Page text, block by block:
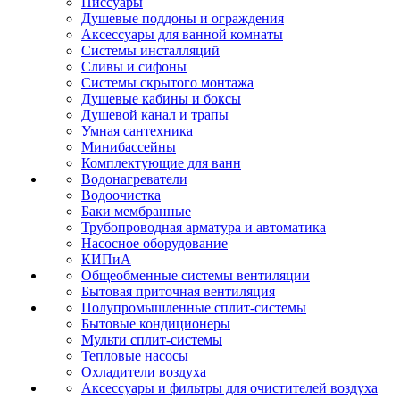
Душевые поддоны и ограждения
Аксессуары для ванной комнаты
Системы инсталляций
Сливы и сифоны
Системы скрытого монтажа
Душевые кабины и боксы
Душевой канал и трапы
Умная сантехника
Минибассейны
Комплектующие для ванн
Водонагреватели
Водоочистка
Баки мембранные
Трубопроводная арматура и автоматика
Насосное оборудование
КИПиА
Общеобменные системы вентиляции
Бытовая приточная вентиляция
Полупромышленные сплит-системы
Бытовые кондиционеры
Мульти сплит-системы
Тепловые насосы
Охладители воздуха
Аксессуары и фильтры для очистителей воздуха